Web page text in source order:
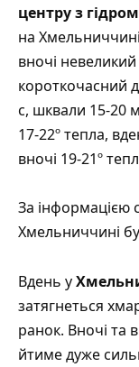
центру з
на
вночі
короткочасний
с, шквали 15-20
17-22º тепла,
вночі 19-21º
За інформацією
Хмельниччині
Вдень у
затягнеться
ранок. Вночі та
йтиме дуже